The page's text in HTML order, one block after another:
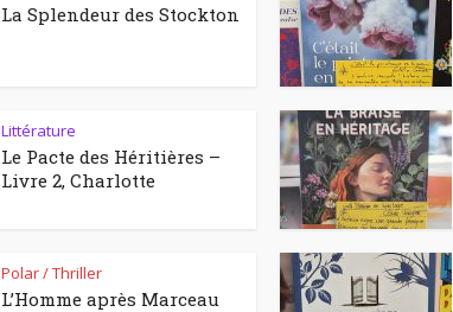
La Splendeur des Stockton
Littérature
Le Pacte des Héritières –
Livre 2, Charlotte
Polar / Thriller
L’Homme après Marceau